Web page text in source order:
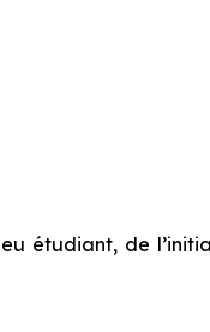
étudiant, de